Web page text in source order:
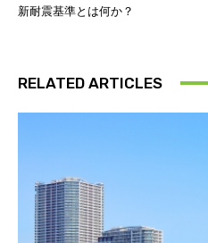
新耐震基準とは何か？
RELATED ARTICLES